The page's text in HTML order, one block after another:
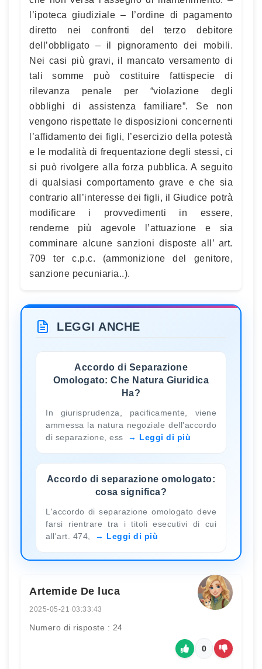
l’ipoteca giudiziale – l’ordine di pagamento
diretto nei confronti del terzo debitore
dell’obbligato – il pignoramento dei mobili.
Nei casi più gravi, il mancato versamento di
tali somme può costituire fattispecie di
rilevanza penale per “violazione degli
obblighi di assistenza familiare”. Se non
vengono rispettate le disposizioni concernenti
l’affidamento dei figli, l’esercizio della potestà
e le modalità di frequentazione degli stessi, ci
si può rivolgere alla forza pubblica. A seguito
di qualsiasi comportamento grave e che sia
contrario all’interesse dei figli, il Giudice potrà
modificare i provvedimenti in essere,
renderne più agevole l’attuazione e sia
comminare alcune sanzioni disposte all’ art.
709 ter c.p.c. (ammonizione del genitore,
sanzione pecuniaria..).
LEGGI ANCHE
Accordo di Separazione
Omologato: Che Natura Giuridica
Ha?
In giurisprudenza, pacificamente, viene
ammessa la natura negoziale dell'accordo
di separazione, ess
Leggi di più
Accordo di separazione omologato:
cosa significa?
L'accordo di separazione omologato deve
farsi rientrare tra i titoli esecutivi di cui
all'art. 474,
Leggi di più
Artemide De luca
2025-05-21 03:33:43
Numero di risposte : 24
0